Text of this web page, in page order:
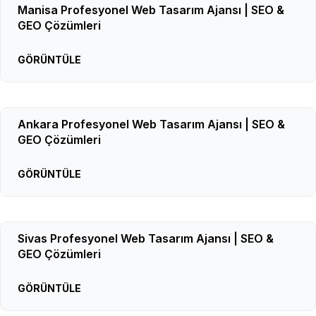
Manisa Profesyonel Web Tasarım Ajansı | SEO &
GEO Çözümleri
GÖRÜNTÜLE
Ankara Profesyonel Web Tasarım Ajansı | SEO &
GEO Çözümleri
GÖRÜNTÜLE
Sivas Profesyonel Web Tasarım Ajansı | SEO &
GEO Çözümleri
GÖRÜNTÜLE